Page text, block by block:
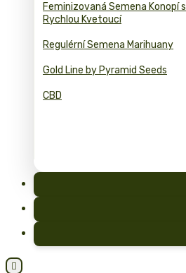
Feminizovaná Semena Konopí s
Rychlou Kvetoucí
Regulérní Semena Marihuany
Gold Line by Pyramid Seeds
CBD
